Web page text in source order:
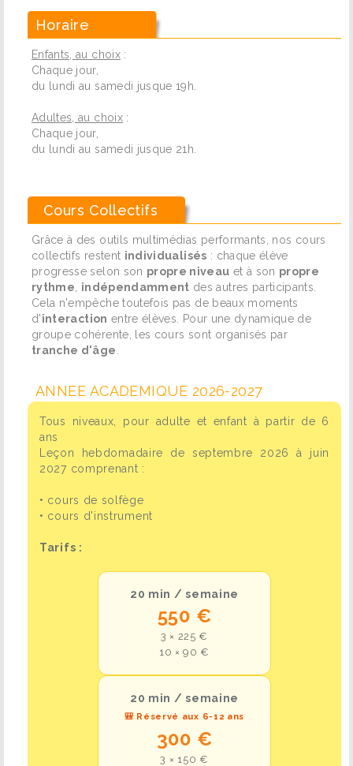
Horaire
Enfants, au choix:
Chaque jour,
du lundi au samedi jusque 19h.
Adultes, au choix:
Chaque jour,
du lundi au samedi jusque 21h.
Cours Collectifs
Grâce à des outils multimédias performants, nos cours
collectifs restent individualisés : chaque élève
progresse selon son propre niveau et à son propre
rythme
indépendamment des autres participants.
Cela n'empêche toutefois pas de beaux moments
d'interaction entre élèves. Pour une dynamique de
groupe cohérente, les cours sont organisés par
tranche d'âge
ANNEE ACADEMIQUE 2026-2027
Tous niveaux, pour adulte et enfant à partir de 6
ans
Leçon hebdomadaire de septembre 2026 à juin
2027 comprenant :
• cours de solfège
• cours d'instrument
Tarifs :
20 min / semaine
550 €
3 × 225 €
10 × 90 €
20 min / semaine
🎒 Réservé aux 6-12 ans
300 €
3 × 150 €